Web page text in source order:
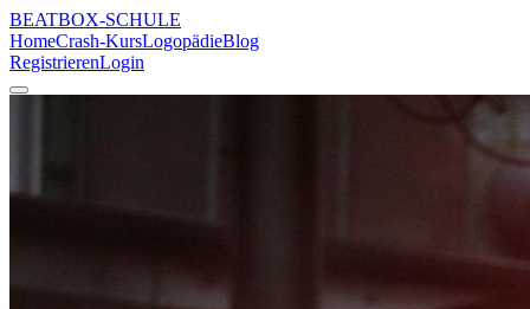
BEATBOX-SCHULE
HomeCrash-KursLogopädieBlog
RegistrierenLogin